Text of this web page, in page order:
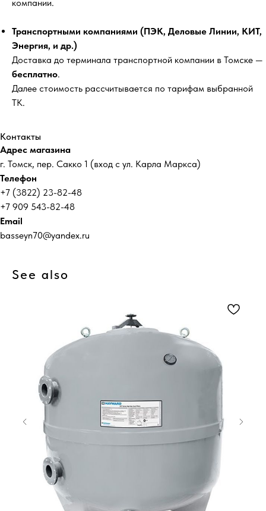
компании.
Транспортными компаниями (ПЭК, Деловые Линии, КИТ,
Энергия, и др.)
Доставка до терминала транспортной компании в Томске —
бесплатно.
Далее стоимость рассчитывается по тарифам выбранной
ТК.
Контакты
Адрес магазина
г. Томск, пер. Сакко 1 (вход с ул. Карла Маркса)
Телефон
+7 (3822) 23-82-48
+7 909 543-82-48
Email
basseyn70@yandex.ru
See also